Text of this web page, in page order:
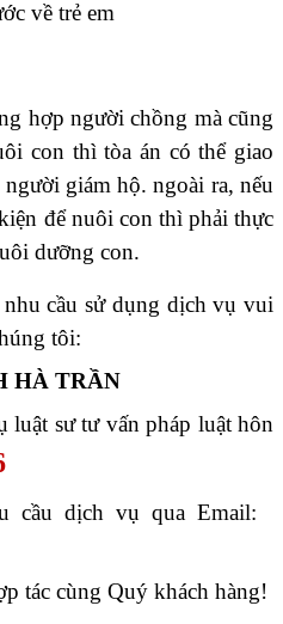
về trẻ em
hợp người chồng mà cũng
con thì tòa án có thể giao
giám hộ. ngoài ra, nếu
để nuôi con thì phải thực
dưỡng con.
cầu sử dụng dịch vụ vui
tôi:
HÀ TRẦN
luật sư tư vấn pháp luật hôn
cầu dịch vụ qua Email:
tác cùng Quý khách hàng!